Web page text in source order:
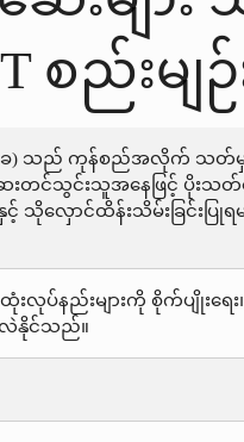
စည်း
ခ) သည် ကုန်စည်အလိုက် သတ်မှ
ေးတင်သွင်းသူအနေဖြင့် ပို
နှင့် သိုလှောင်ထိန်းသိမ်းခြင်း
ပ်နည်းများကို စိုက်ပျိုးရေ
လဲနိုင်သည်။